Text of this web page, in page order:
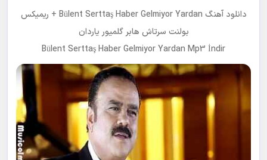
دانلود آهنگ Bülent Serttaş Haber Gelmiyor Yardan + ریمیکس
بولنت سرتاش هابر گلمیور یاردان
Bülent Serttaş Haber Gelmiyor Yardan Mp3 İndir